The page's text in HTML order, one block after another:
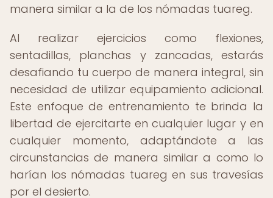
manera similar a la de los nómadas tuareg.
Al realizar ejercicios como flexiones,
sentadillas, planchas y zancadas, estarás
desafiando tu cuerpo de manera integral, sin
necesidad de utilizar equipamiento adicional.
Este enfoque de entrenamiento te brinda la
libertad de ejercitarte en cualquier lugar y en
cualquier momento, adaptándote a las
circunstancias de manera similar a como lo
harían los nómadas tuareg en sus travesías
por el desierto.